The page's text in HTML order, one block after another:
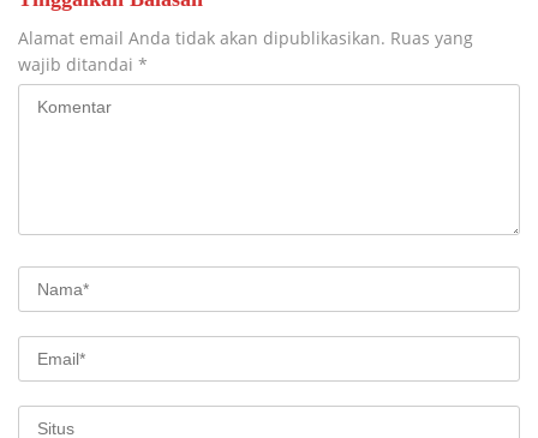
Alamat email Anda tidak akan dipublikasikan. Ruas yang
wajib ditandai *